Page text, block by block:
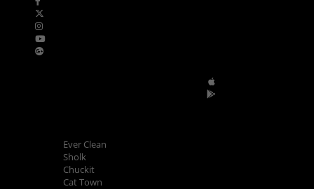
Ever Clean
Sholk
Chuckit
Cat Town